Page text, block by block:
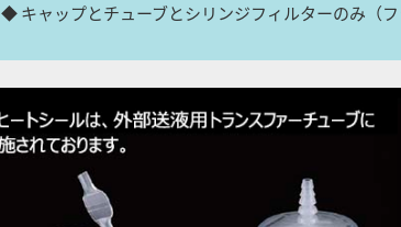
◆ キャップとチューブとシリンジフィルターのみ（フ